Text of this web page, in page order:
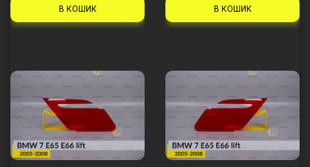
В КОШИК В КОШИК